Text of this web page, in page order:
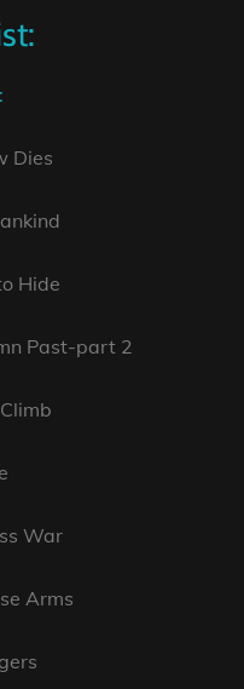
Dies
Hide
Past-part 2
War
Arms